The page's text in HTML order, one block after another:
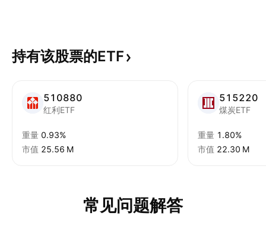
持有该股票的ETF
510880
红利ETF
重量 0.93%
市值 ‪25.56 M‬
515220
煤炭ETF
重量 1.80%
市值 ‪22.30 M‬
常见问题解答